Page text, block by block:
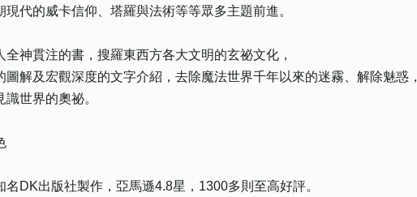
現代的威卡信仰、塔羅與法術等等眾多主題前進。
全神貫注的書，搜羅東西方各大文明的玄祕文化，
圖解及宏觀深度的文字介紹，去除魔法世界千年以來的迷霧、解除魅惑，
識世界的奧祕。
DK出版社製作，亞馬遜4.8星，1300多則至高好評。